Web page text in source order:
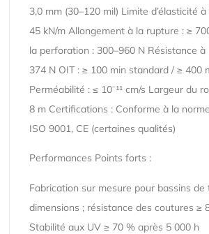
3,0 mm (30–120 mil) Limite d’élasticité
45 kN/m Allongement à la rupture : ≥
la perforation : 300–960 N Résistance à
374 N OIT : ≥ 100 min standard / ≥ 400
Perméabilité : ≤ 10⁻¹¹ cm/s Largeur du
8 m Certifications : Conforme à la
ISO 9001, CE (certaines qualités)
Performances Points forts :
Fabrication sur mesure pour bassins
dimensions ; résistance des coutures ≥
Stabilité aux UV ≥ 70 % après 5 000 h